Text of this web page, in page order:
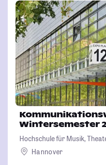
Wintersemester
Hochschule für Musik,
Hannover